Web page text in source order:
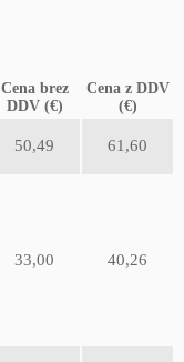
Cena brez
DDV (€)
Cena z DDV
(€)
50,49 61,60
33,00 40,26